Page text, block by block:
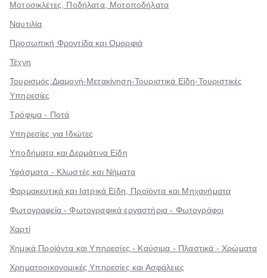
Μοτοσικλέτες, Ποδήλατα, Μοτοποδήλατα
Ναυτιλία
Προσωπική Φροντίδα και Ομορφιά
Τέχνη
Τουρισμός:Διαμονή-Μετακίνηση-Τουριστικά Είδη-Τουριστικές
Υπηρεσίες
Τρόφιμα - Ποτά
Υπηρεσίες για Ιδιώτες
Υποδήματα και Δερμάτινα Είδη
Υφάσματα - Κλωστές και Νήματα
Φαρμακευτικά και Ιατρικά Είδη, Προϊόντα και Μηχανήματα
Φωτογραφεία - Φωτογραφικά εργαστήρια - Φωτογράφοι
Χαρτί
Χημικά Προϊόντα και Υπηρεσίες - Καύσιμα - Πλαστικά - Χρώματα
Χρηματοοικονομικές Υπηρεσίες και Ασφάλειες